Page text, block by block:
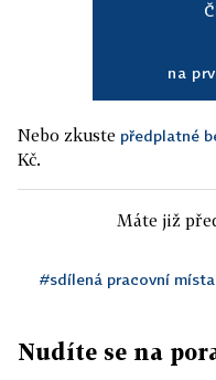
na
Nebo zkuste předplatné
Kč.
Máte již
#sdílená pracovní místa
Nudíte se na